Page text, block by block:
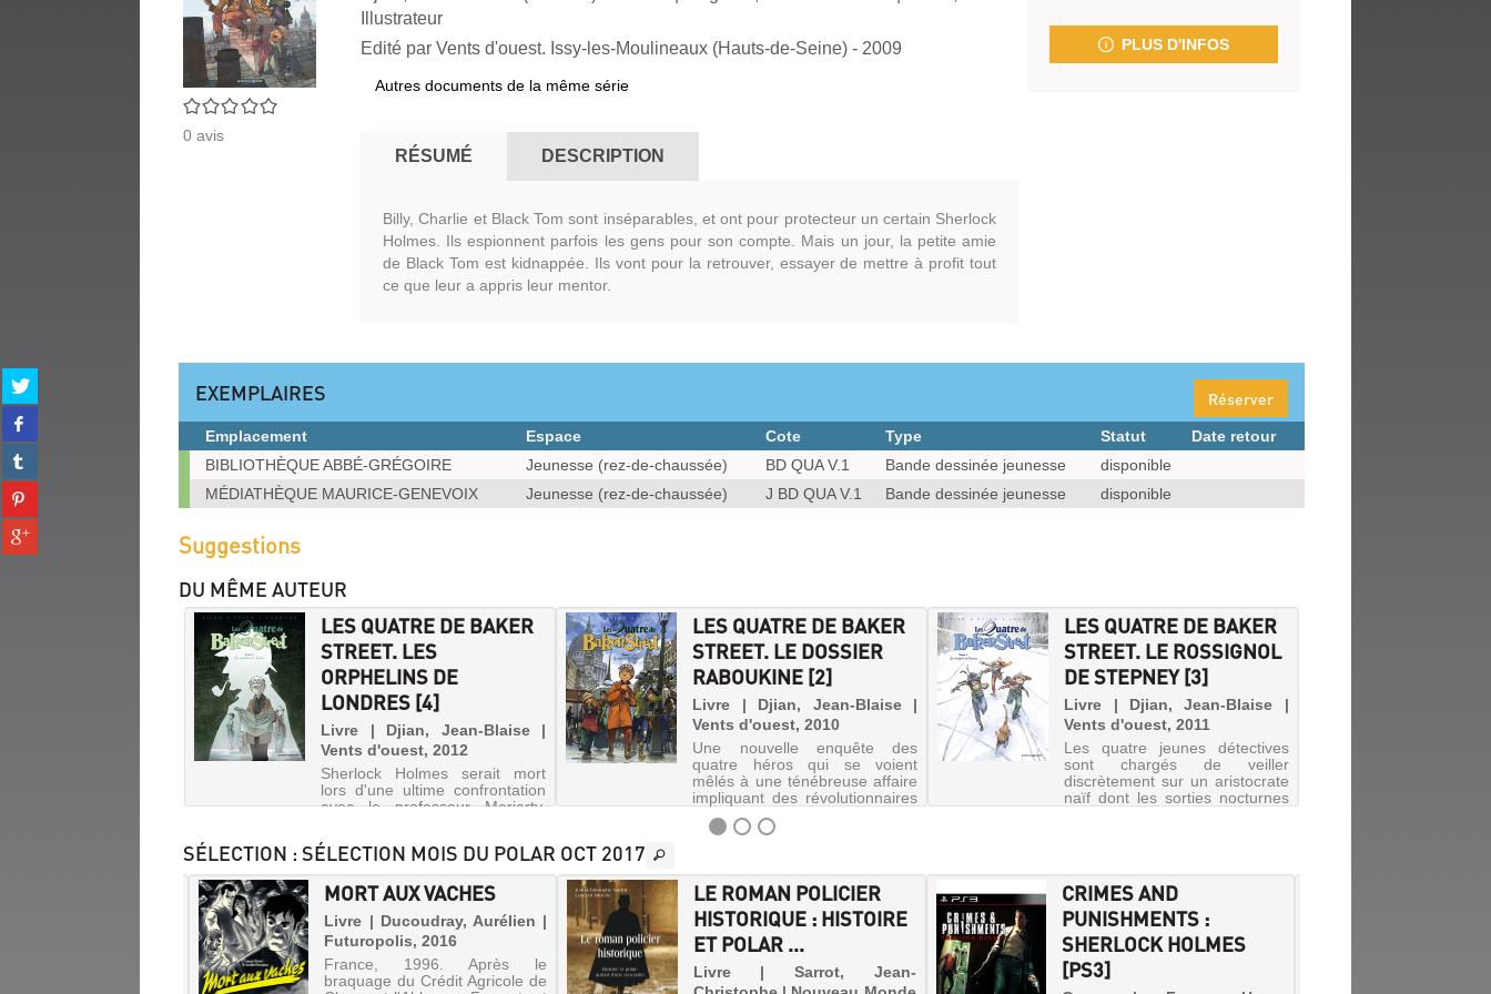
Partager
sur
twitter
(Nouvelle
fenêtre)
Partager
sur
facebook
(Nouvelle
fenêtre)
Partager
sur
tumblr
(Nouvelle
fenêtre)
Partager
sur
pinterest
(Nouvelle
Partager
sur
0/5
0 avis
Illustrateur
Edité par Vents d'ouest. Issy-les-Moulineaux (Hauts-de-Seine) - 2009
Autres documents de la même série
RÉSUMÉ DESCRIPTION
Billy, Charlie et Black Tom sont inséparables, et ont pour protecteur un certain Sherlock
Holmes. Ils espionnent parfois les gens pour son compte. Mais un jour, la petite amie
de Black Tom est kidnappée. Ils vont pour la retrouver, essayer de mettre à profit tout
ce que leur a appris leur mentor.
PLUS D'INFOS
EXEMPLAIRES Réserver
Exemplaires
Emplacement Espace Cote Type Statut
Date retour
BIBLIOTHÈQUE ABBÉ-GRÉGOIRE
Jeunesse (rez-de-chaussée) BD QUA V.1 Bande dessinée jeunesse
disponible
MÉDIATHÈQUE MAURICE-GENEVOIX
Jeunesse (rez-de-chaussée) J BD QUA V.1 Bande dessinée jeunesse disponible
Suggestions
DU MÊME AUTEUR
LES QUATRE DE BAKER
STREET. LE DOSSIER
RABOUKINE [2]
Livre | Djian, Jean-Blaise |
Vents d'ouest, 2010
Une nouvelle enquête des
quatre héros qui se voient
mêlés à une ténébreuse affaire
impliquant des révolutionnaires
russes exilés à Londres et la
police secrète du tsar.
LES QUATRE DE BAKER
STREET. LE ROSSIGNOL
DE STEPNEY [3]
Livre | Djian, Jean-Blaise |
Vents d'ouest, 2011
Les quatre jeunes détectives
sont chargés de veiller
discrètement sur un aristocrate
naïf dont les sorties nocturnes
LES QUATRE DE BAKER
STREET. LES
ORPHELINS DE
LONDRES [4]
Livre | Djian, Jean-Blaise |
Vents d'ouest, 2012
Sherlock Holmes serait mort
lors d'une ultime confrontation
avec le professeur Moriarty.
et après une dernière dispute,
le trio éclate : Billy, Black Tom et
Charlie suivent chacun un
chemin avec au b...
LES
QUATRE
SÉLECTION : SÉLECTION MOIS DU POLAR OCT 2017
LE ROMAN POLICIER
HISTORIQUE : HISTOIRE
ET POLAR ...
Livre | Sarrot, Jean-
CRIMES AND
PUNISHMENTS :
SHERLOCK HOLMES
[PS3]
MORT AUX VACHES
Livre | Ducoudray, Aurélien |
Futuropolis, 2016
France, 1996. Après le
braquage du Crédit Agricole de